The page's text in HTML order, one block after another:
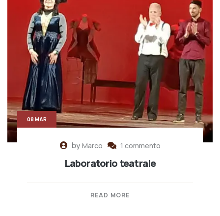
byMarco 1 commento
Laboratorio teatrale
READ MORE
08 MAR